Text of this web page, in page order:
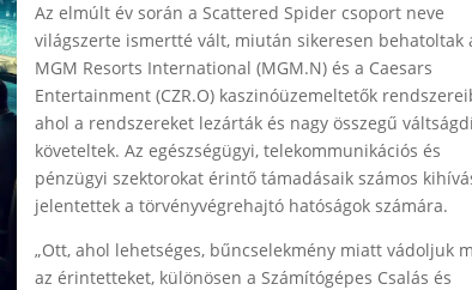
Az elmúlt év során a Scattered Spider csoport neve
világszerte ismertté vált, miután sikeresen behatoltak
MGM Resorts International (MGM.N) és a Caesars
Entertainment (CZR.O) kaszinóüzemeltetők
ahol a rendszereket lezárták és nagy összegű
követeltek. Az egészségügyi, telekommunikációs és
pénzügyi szektorokat érintő támadásaik számos
jelentettek a törvényvégrehajtó hatóságok számára.
„Ott, ahol lehetséges, bűncselekmény miatt vádoljuk
az érintetteket, különösen a Számítógépes Csalás és